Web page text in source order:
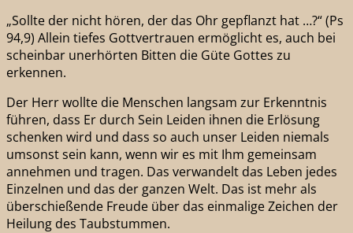
„Sollte der nicht hören, der das Ohr gepflanzt hat …?“ (Ps
94,9) Allein tiefes Gottvertrauen ermöglicht es, auch bei
scheinbar unerhörten Bitten die Güte Gottes zu
erkennen.
Der Herr wollte die Menschen langsam zur Erkenntnis
führen, dass Er durch Sein Leiden ihnen die Erlösung
schenken wird und dass so auch unser Leiden niemals
umsonst sein kann, wenn wir es mit Ihm gemeinsam
annehmen und tragen. Das verwandelt das Leben jedes
Einzelnen und das der ganzen Welt. Das ist mehr als
überschießende Freude über das einmalige Zeichen der
Heilung des Taubstummen.